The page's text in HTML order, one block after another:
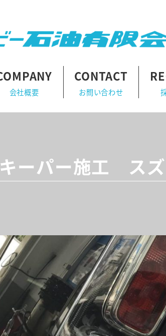
会社概要
CONTACT
お問い合わせ
キーパー施工 ス